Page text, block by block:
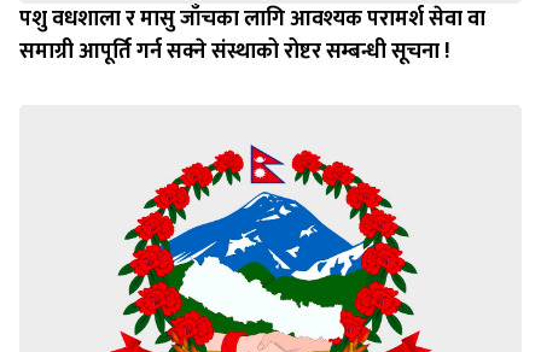
पशु वधशाला र मासु जाँचका लागि आवश्यक परामर्श सेवा वा
समाग्री आपूर्ति गर्न सक्ने संस्थाको रोष्टर सम्बन्धी सूचना !